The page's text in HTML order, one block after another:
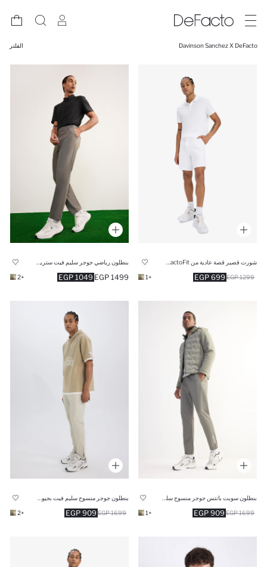
Davinson Sanchez X DeFacto الفلتر
699 EGP 1299 EGP
+1
1049 EGP 1499 EGP
+2
909 EGP 1699 EGP
+1
909 EGP 1699 EGP
+2